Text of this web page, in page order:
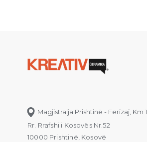
Magjistralja Prishtinë - Ferizaj, Km 1
Rr. Rrafshi i Kosovës Nr.52
10000 Prishtinë, Kosovë